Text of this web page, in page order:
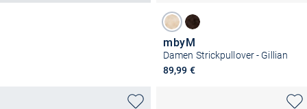
mbyM
Damen Strickpullover - Gillian
89,99 €